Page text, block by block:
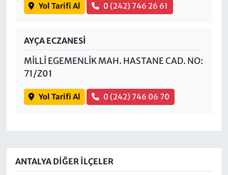
Yol Tarifi Al 0 (242) 746 26 61
AYÇA ECZANESİ
MİLLİ EGEMENLİK MAH. HASTANE CAD. NO:
71/Z01
Yol Tarifi Al 0 (242) 746 06 70
ANTALYA DIĞER İLÇELER